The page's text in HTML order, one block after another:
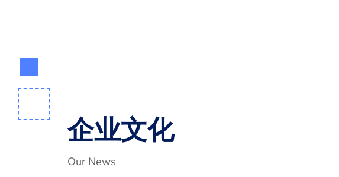
企业文化
Our News